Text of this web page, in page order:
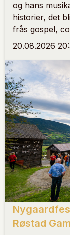
og hans
historier, det
frås gospel,
20.08.2026
Røstad